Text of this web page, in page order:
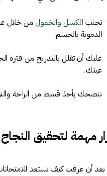
تجنب الكسل والخمولمن خلال
الدموية بالجسم.
عليك أن تقلل بالتدريج من فترة
عينك.
ننصحك بأخذ قسط من الراحة والنوم
مهمة لتحقيق النجاح
بعد أن عرفت كيف تستعد